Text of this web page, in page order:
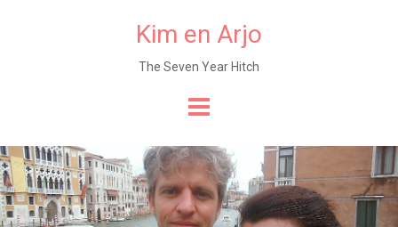
Kim en Arjo
The Seven Year Hitch
de
content